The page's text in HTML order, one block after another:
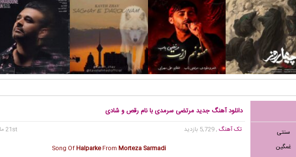
سنتی
غمگین
دانلود آهنگ جدید مرتضی سرمدی با نام رقص و شادی
تک آهنگ, 5,729 بازدید
21st مارس 2020
Song OfHalparkeFrom Morteza Sarmadi